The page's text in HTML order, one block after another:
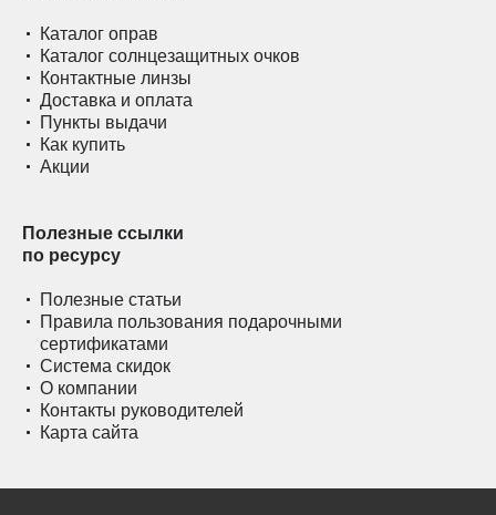
Каталог оправ
Каталог солнцезащитных очков
Контактные линзы
Доставка и оплата
Пункты выдачи
Как купить
Акции
Полезные ссылки
по ресурсу
Полезные статьи
Правила пользования подарочными
сертификатами
Система скидок
О компании
Контакты руководителей
Карта сайта